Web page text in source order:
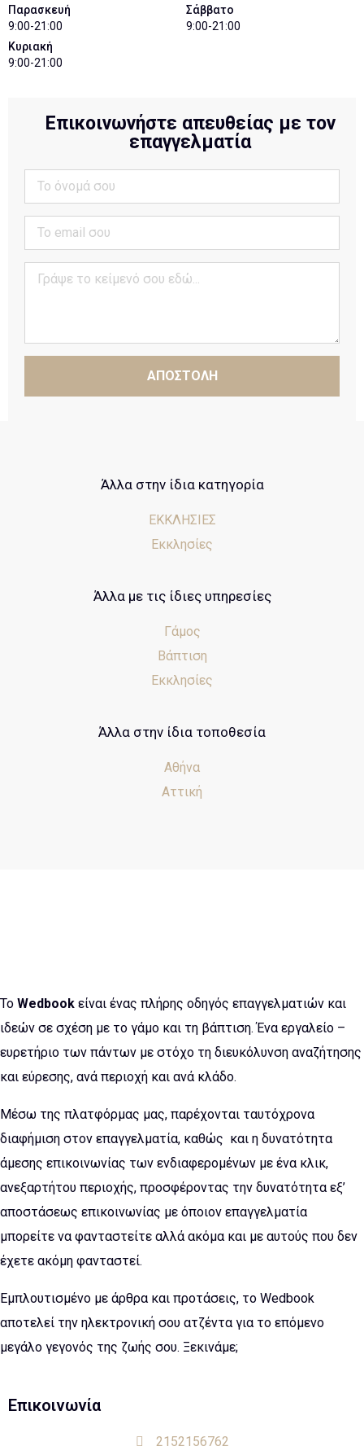
Παρασκευή
9:00-21:00
Σάββατο
9:00-21:00
Κυριακή
9:00-21:00
Επικοινωνήστε απευθείας με τον
επαγγελματία
ΑΠΟΣΤΟΛΗ
Άλλα στην ίδια κατηγορία
ΕΚΚΛΗΣΙΕΣ
Εκκλησίες
Άλλα με τις ίδιες υπηρεσίες
Γάμος
Βάπτιση
Εκκλησίες
Άλλα στην ίδια τοποθεσία
Αθήνα
Αττική
Το Wedbook είναι ένας πλήρης οδηγός επαγγελματιών και
ιδεών σε σχέση με το γάμο και τη βάπτιση. Ένα εργαλείο –
ευρετήριο των πάντων με στόχο τη διευκόλυνση αναζήτησης
και εύρεσης, ανά περιοχή και ανά κλάδο.
Μέσω της πλατφόρμας μας, παρέχονται ταυτόχρονα
διαφήμιση στον επαγγελματία, καθώς και η δυνατότητα
άμεσης επικοινωνίας των ενδιαφερομένων με ένα κλικ,
ανεξαρτήτου περιοχής, προσφέροντας την δυνατότητα εξ’
αποστάσεως επικοινωνίας με όποιον επαγγελματία
μπορείτε να φανταστείτε αλλά ακόμα και με αυτούς που δεν
έχετε ακόμη φανταστεί.
Εμπλουτισμένο με άρθρα και προτάσεις, το Wedbook
αποτελεί την ηλεκτρονική σου ατζέντα για το επόμενο
μεγάλο γεγονός της ζωής σου. Ξεκινάμε;
Επικοινωνία
2152156762